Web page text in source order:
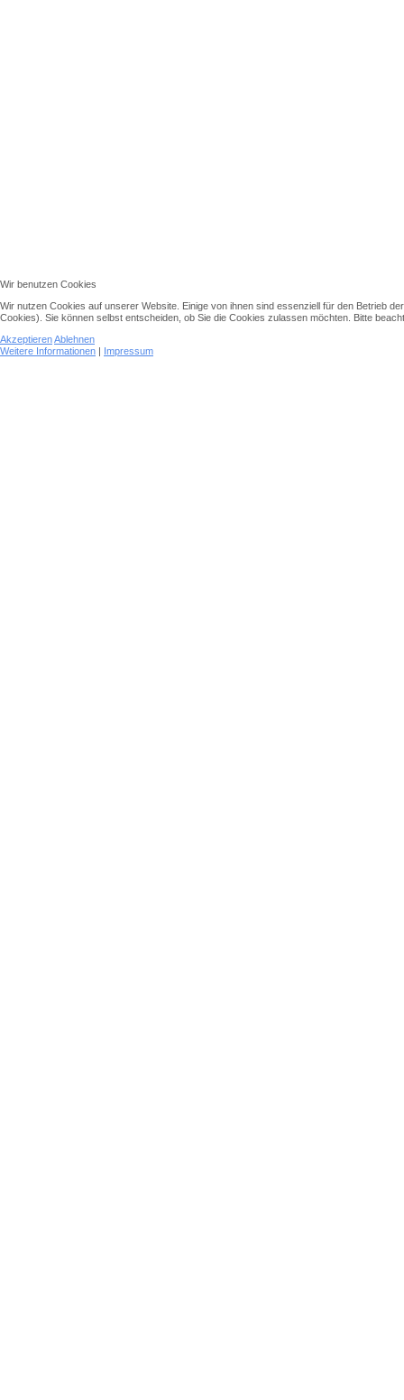
Wir benutzen Cookies
Wir nutzen Cookies auf unserer Website. Einige von ihnen sind essenziell für den Betrieb
Cookies). Sie können selbst entscheiden, ob Sie die Cookies zulassen möchten. Bitte
AkzeptierenAblehnen
Weitere Informationen | Impressum